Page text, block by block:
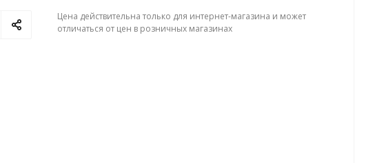
Цена действительна только для интернет-магазина и может
отличаться от цен в розничных магазинах